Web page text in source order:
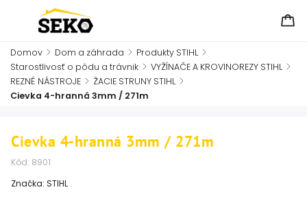
Domov / Dom a záhrada / Produkty STIHL /
Starostlivosť o pôdu a trávnik / VYŽÍNAČE A KROVINOREZY STIHL /
REZNÉ NÁSTROJE / ŽACIE STRUNY STIHL /
Cievka 4-hranná 3mm / 271m
Cievka 4-hranná 3mm / 271m
Kód: 8901
Značka: STIHL